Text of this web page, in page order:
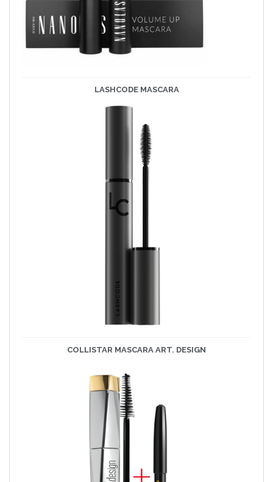
LASHCODEMASCARA
COLLISTAR MASCARA ART. DESIGN